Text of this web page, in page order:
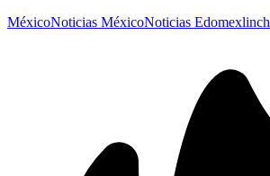
MéxicoNoticias MéxicoNoticias Edomex